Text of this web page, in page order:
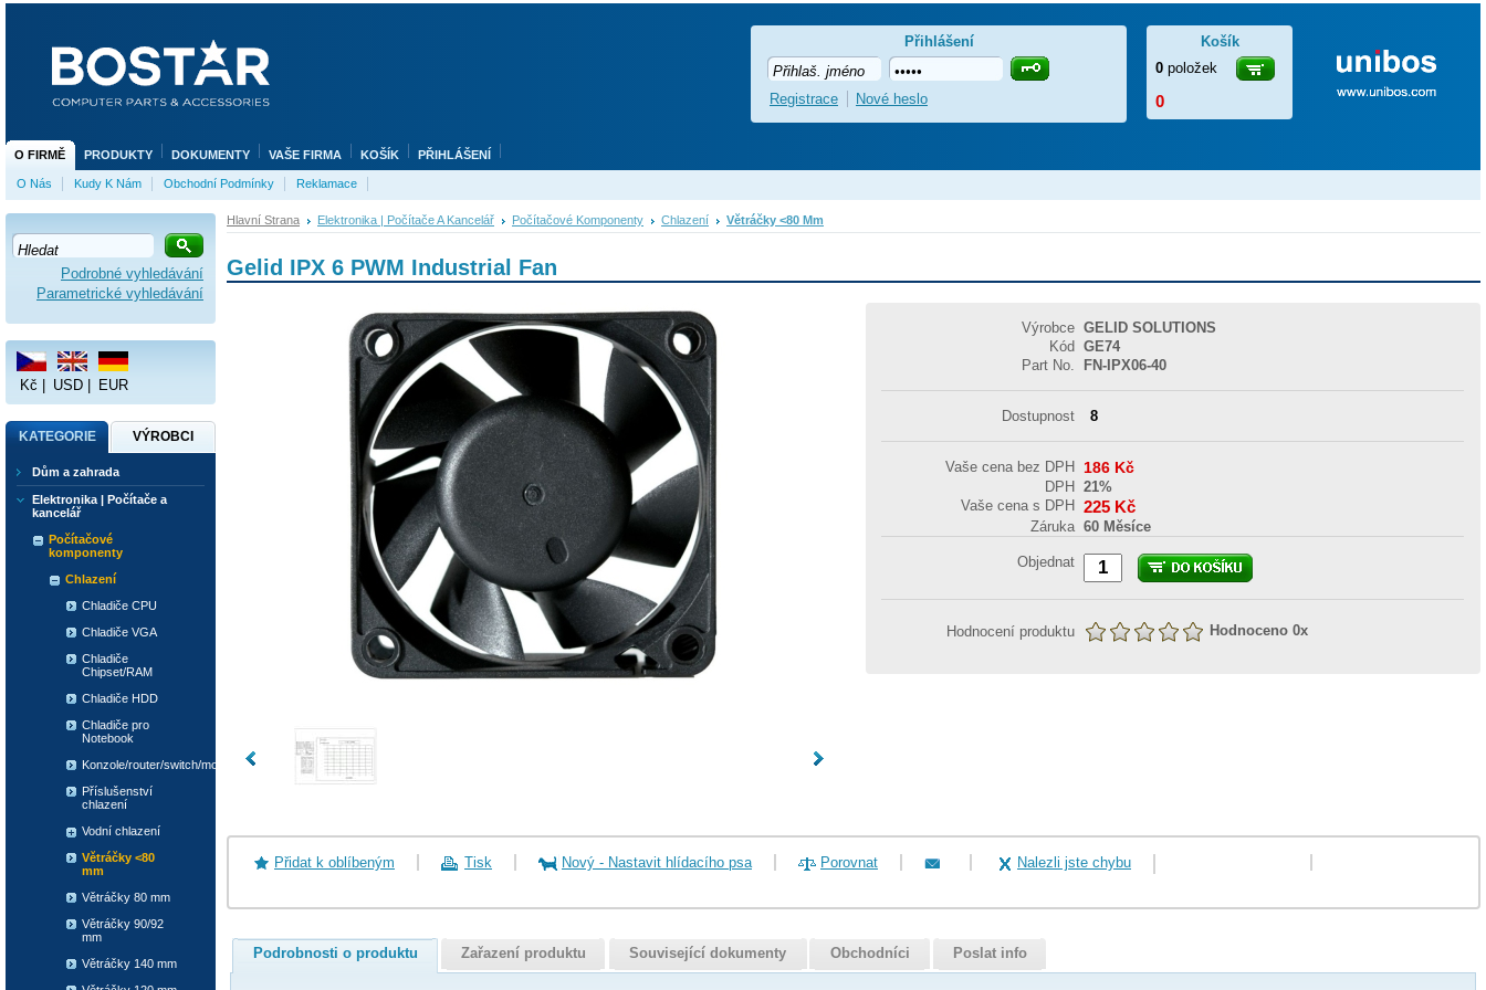
Hlavní Strana Elektronika | Počítače A Kancelář Počítačové Komponenty Chlazení Větráčky <80 Mm
Gelid IPX 6 PWM Industrial Fan
Výrobce GELID SOLUTIONS
Kód
GE74
Part No.
FN-IPX06-40
Dostupnost 8
Vaše cena bez DPH 186 Kč
DPH
21%
Vaše cena s DPH
225 Kč
Záruka 60 Měsíce
Objednat
Hodnocení produktu Hodnoceno 0x
Přidat k oblíbeným Tisk Nový - Nastavit hlídacího psa Porovnat Nalezli jste chybu
Podrobnosti o produktu Zařazení produktu Související dokumenty Obchodníci Poslat info
Podrobné vyhledávání
Parametrické vyhledávání
Kč USD EUR
KATEGORIE VÝROBCI
Dům a zahrada
Elektronika | Počítače a
kancelář
Počítačové
komponenty
Chlazení
Chladiče CPU
Chladiče VGA
Chladiče
Chipset/RAM
Chladiče HDD
Chladiče pro
Notebook
Konzole/router/switch/modem
Příslušenství
chlazení
Vodní chlazení
Větráčky <80
mm
Větráčky 80 mm
Větráčky 90/92
mm
Větráčky 140 mm
O FIRMĚ PRODUKTY DOKUMENTY VAŠE FIRMA KOŠÍK PŘIHLÁŠENÍ
O Nás Kudy K Nám Obchodní Podmínky Reklamace
Košík
0 položek
0
Přihlášení
Registrace Nové heslo